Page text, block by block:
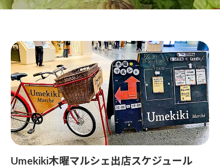
Umekiki木曜マルシェ出店スケジュール